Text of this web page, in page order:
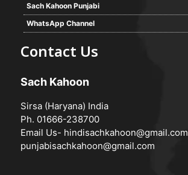
Sach Kahoon Punjabi
WhatsApp Channel
Contact Us
Sach Kahoon
Sirsa (Haryana) India
Ph. 01666-238700
Email Us- hindisachkahoon@gmail.com
punjabisachkahoon@gmail.com